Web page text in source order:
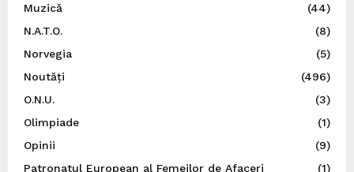
Muzică
(44)
N.A.T.O.
(8)
Norvegia
(5)
Noutăți
(496)
O.N.U.
(3)
Olimpiade
(1)
Opinii
(9)
Patronatul European al Femeilor de Afaceri
(1)